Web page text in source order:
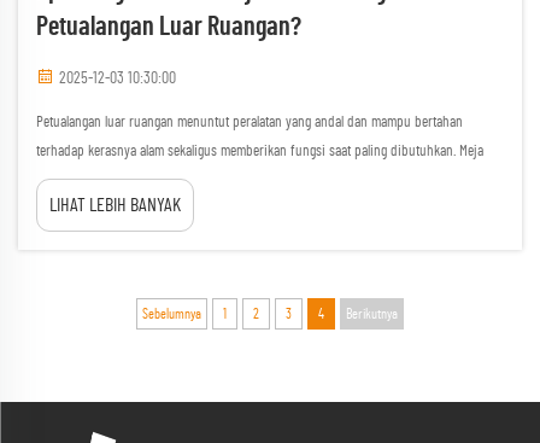
Petualangan Luar Ruangan?
2025-12-03 10:30:00
Petualangan luar ruangan menuntut peralatan yang andal dan mampu bertahan
terhadap kerasnya alam sekaligus memberikan fungsi saat paling dibutuhkan. Meja
berkemah berkualitas menjadi pondasi utama dalam setiap pengalaman luar ruangan
yang sukses, mengubah perkemahan dasar menjadi...
LIHAT LEBIH BANYAK
Sebelumnya 1 2 3 4 Berikutnya